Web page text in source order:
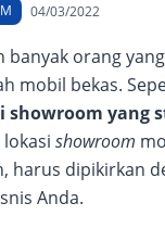
04/03/2022
banyak orang
mobil bekas.
showroom yang
showroom
harus dipikirkan
Anda.